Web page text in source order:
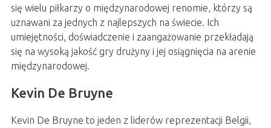
się wielu piłkarzy o międzynarodowej renomie, którzy są
uznawani za jednych z najlepszych na świecie. Ich
umiejętności, doświadczenie i zaangażowanie przekładają
się na wysoką jakość gry drużyny i jej osiągnięcia na arenie
międzynarodowej.
Kevin De Bruyne
Kevin De Bruyne to jeden z liderów reprezentacji Belgii,